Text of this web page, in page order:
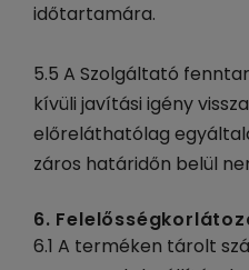
időtartamára.
5.5 A Szolgáltató
kívüli javítási igény
előreláthatólag
záros határidőn belül
6.
6.1 A terméken tárolt